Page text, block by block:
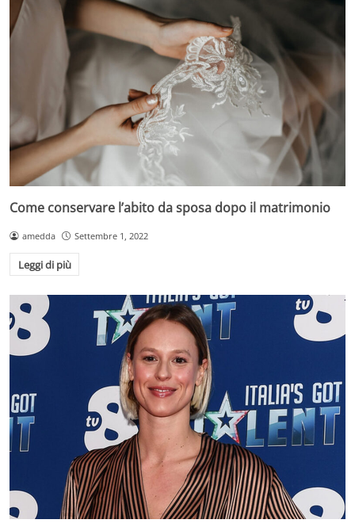
Come conservare l’abito da sposa dopo il matrimonio
amedda Settembre 1, 2022
Leggi di più